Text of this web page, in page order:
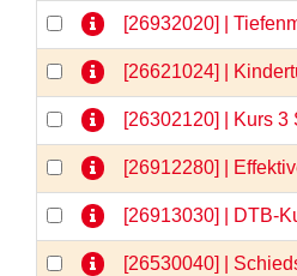
[26932020] |
[26621024] |
[26302120] | Kurs
[26912280] |
[26913030] | DTB-
[26530040] |